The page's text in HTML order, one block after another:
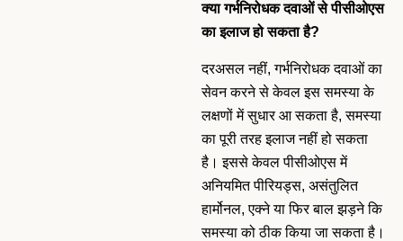
क्या गर्भनिरोधक दवाओं से पीसीओएस
का इलाज हो सकता है?
दरअसल नहीं, गर्भनिरोधक दवाओं का
सेवन करने से केवल इस समस्या के
लक्षणों में सुधार आ सकता है, समस्या
का पूरी तरह इलाज नहीं हो सकता
है। इससे केवल पीसीओएस में
अनियमित पीरियड्स, असंतुलित
हार्मोनल, एक्ने या फिर बाल झड़ने कि
समस्या को ठीक किया जा सकता है।